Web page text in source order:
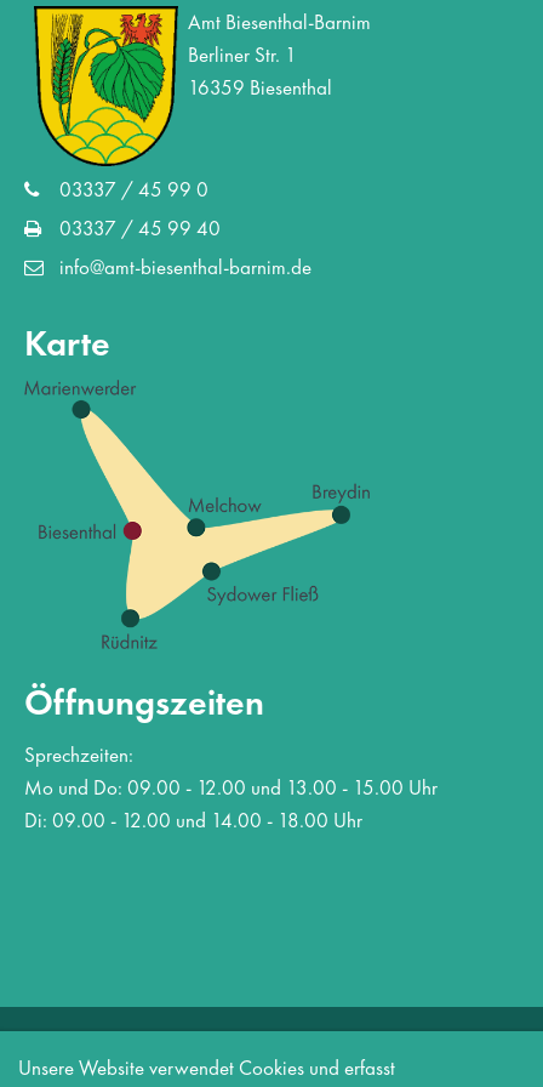
Amt Biesenthal-Barnim
Berliner Str. 1
16359 Biesenthal
03337 / 45 99 0
03337 / 45 99 40
info@amt-biesenthal-barnim.de
Karte
Öffnungszeiten
Sprechzeiten:
Mo und Do: 09.00 - 12.00 und 13.00 - 15.00 Uhr
Di: 09.00 - 12.00 und 14.00 - 18.00 Uhr
Copyright 2026 Amt Biesenthal-Barnim
Unsere Website verwendet Cookies und erfasst